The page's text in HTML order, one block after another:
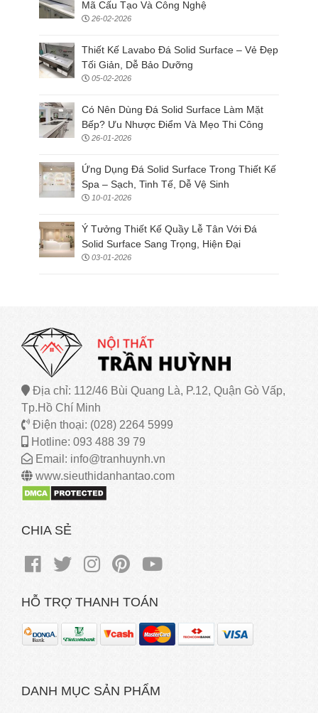
Mã Cấu Tạo Và Công Nghệ
26-02-2026
Thiết Kế Lavabo Đá Solid Surface – Vẻ Đẹp
Tối Giản, Dễ Bảo Dưỡng
05-02-2026
Có Nên Dùng Đá Solid Surface Làm Mặt
Bếp? Ưu Nhược Điểm Và Mẹo Thi Công
26-01-2026
Ứng Dụng Đá Solid Surface Trong Thiết Kế
Spa – Sạch, Tinh Tế, Dễ Vệ Sinh
10-01-2026
Ý Tưởng Thiết Kế Quầy Lễ Tân Với Đá
Solid Surface Sang Trọng, Hiện Đại
03-01-2026
Địa chỉ: 112/46 Bùi Quang Là, P.12, Quận Gò Vấp,
Tp.Hồ Chí Minh
Điện thoại: (028) 2264 5999
Hotline: 093 488 39 79
Email: info@tranhuynh.vn
www.sieuthidanhantao.com
CHIA SẺ
HỖ TRỢ THANH TOÁN
DANH MỤC SẢN PHẨM